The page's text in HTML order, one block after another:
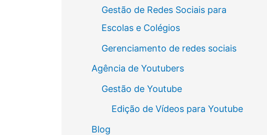
Gestão de Redes Sociais para
Escolas e Colégios
Gerenciamento de redes sociais
Agência de Youtubers
Gestão de Youtube
Edição de Vídeos para Youtube
Blog